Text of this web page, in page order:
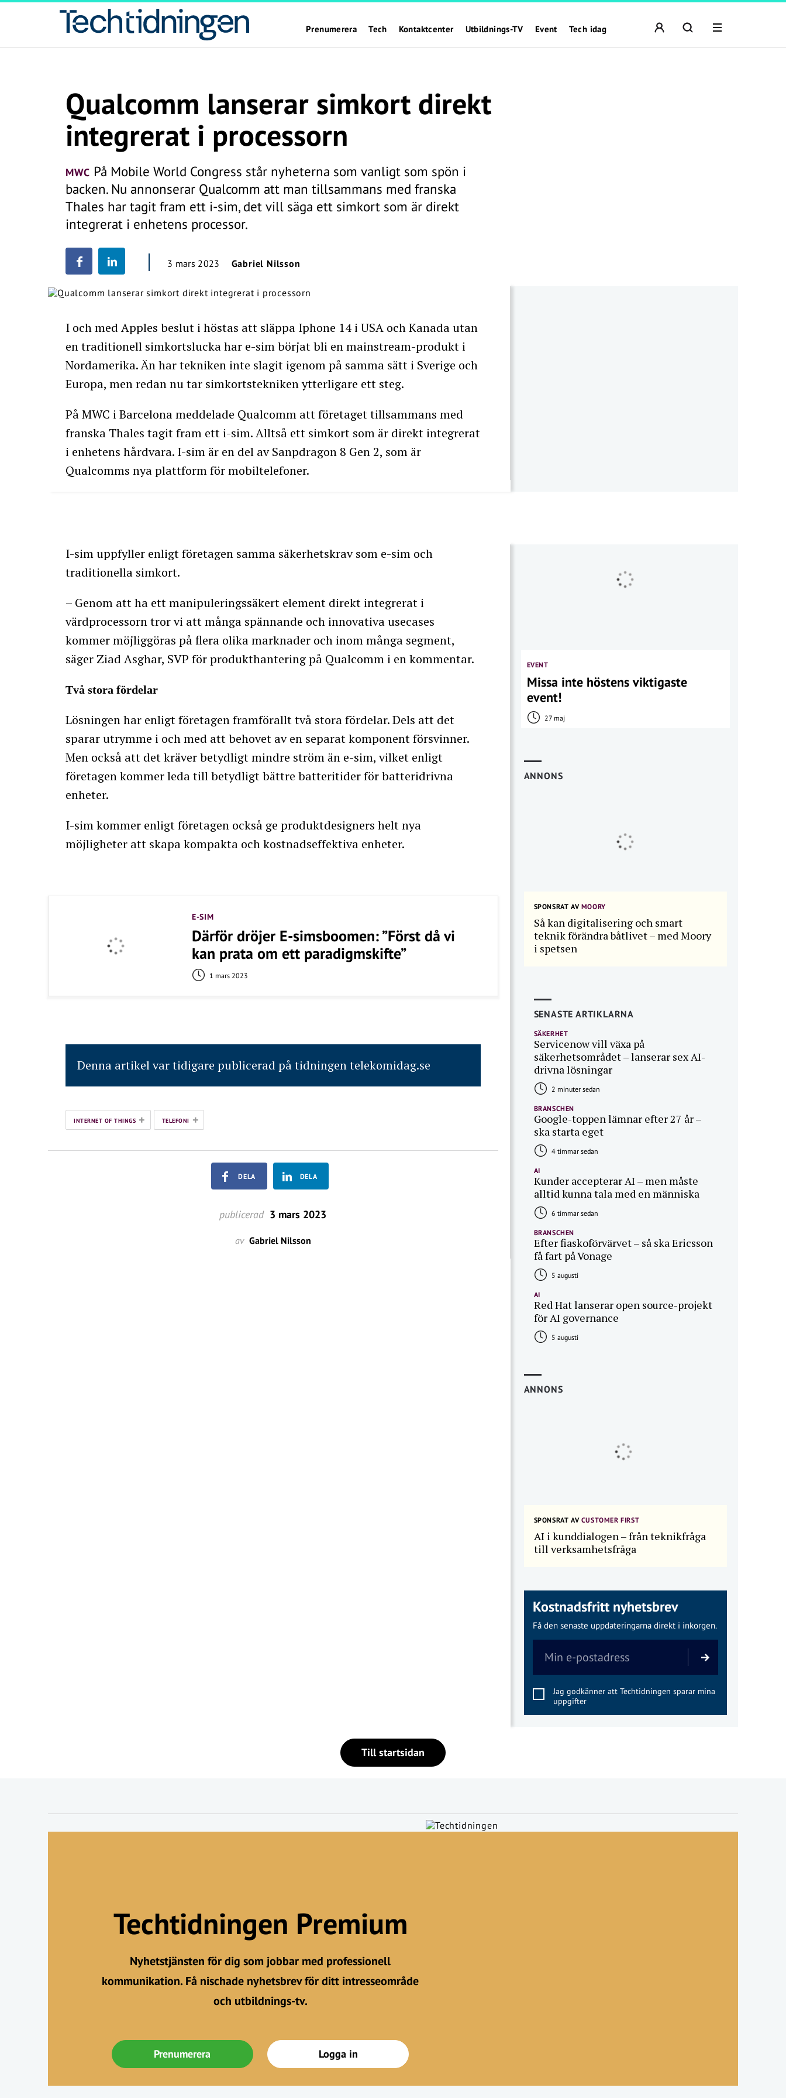
Prenumerera Tech Kontaktcenter Utbildnings-TV Event Tech idag
Qualcomm lanserar simkort direkt
integrerat i processorn
MWC På Mobile World Congress står nyheterna som vanligt som spön i
backen. Nu annonserar Qualcomm att man tillsammans med franska
Thales har tagit fram ett i-sim, det vill säga ett simkort som är direkt
integrerat i enhetens processor.
3 mars 2023 Gabriel Nilsson
I och med Apples beslut i höstas att släppa Iphone 14 i USA och Kanada utan
en traditionell simkortslucka har e-sim börjat bli en mainstream-produkt i
Nordamerika. Än har tekniken inte slagit igenom på samma sätt i Sverige och
Europa, men redan nu tar simkortstekniken ytterligare ett steg.
På MWC i Barcelona meddelade Qualcomm att företaget tillsammans med
franska Thales tagit fram ett i-sim. Alltså ett simkort som är direkt integrerat
i enhetens hårdvara. I-sim är en del av Sanpdragon 8 Gen 2, som är
Qualcomms nya plattform för mobiltelefoner.
I-sim uppfyller enligt företagen samma säkerhetskrav som e-sim och
traditionella simkort.
– Genom att ha ett manipuleringssäkert element direkt integrerat i
värdprocessorn tror vi att många spännande och innovativa usecases
kommer möjliggöras på flera olika marknader och inom många segment,
säger Ziad Asghar, SVP för produkthantering på Qualcomm i en kommentar.
Två stora fördelar
Lösningen har enligt företagen framförallt två stora fördelar. Dels att det
sparar utrymme i och med att behovet av en separat komponent försvinner.
Men också att det kräver betydligt mindre ström än e-sim, vilket enligt
företagen kommer leda till betydligt bättre batteritider för batteridrivna
enheter.
I-sim kommer enligt företagen också ge produktdesigners helt nya
möjligheter att skapa kompakta och kostnadseffektiva enheter.
E-SIM
Därför dröjer E-simsboomen: ”Först då vi
kan prata om ett paradigmskifte”
1 mars 2023
Denna artikel var tidigare publicerad på tidningen telekomidag.se
INTERNET OF THINGS + TELEFONI +
DELA DELA
publicerad 3 mars 2023
av Gabriel Nilsson
EVENT
Missa inte höstens viktigaste
event!
27 maj
ANNONS
SPONSRAT AVMOORY
Så kan digitalisering och smart
teknik förändra båtlivet – med Moory
i spetsen
SENASTE ARTIKLARNA
SÄKERHET
Servicenow vill växa på
säkerhetsområdet – lanserar sex AI-
drivna lösningar
2 minuter sedan
BRANSCHEN
Google-toppen lämnar efter 27 år –
ska starta eget
4 timmar sedan
AI
Kunder accepterar AI – men måste
alltid kunna tala med en människa
6 timmar sedan
BRANSCHEN
Efter fiaskoförvärvet – så ska Ericsson
få fart på Vonage
5 augusti
AI
Red Hat lanserar open source-projekt
för AI governance
5 augusti
ANNONS
SPONSRAT AVCUSTOMER FIRST
AI i kunddialogen – från teknikfråga
till verksamhetsfråga
Kostnadsfritt nyhetsbrev
Få den senaste uppdateringarna direkt i inkorgen.
Jag godkänner att Techtidningen sparar mina
uppgifter
Till startsidan
Techtidningen Premium
Nyhetstjänsten för dig som jobbar med professionell
kommunikation. Få nischade nyhetsbrev för ditt intresseområde
och utbildnings-tv.
Prenumerera Logga in